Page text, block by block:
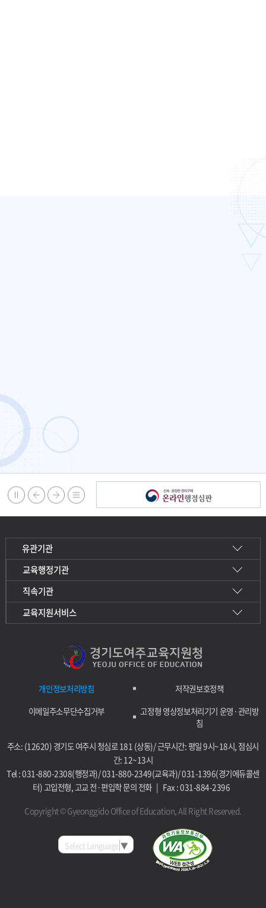
] 한의사 진로체험 및 건강한 여름나기 교육 실시
배
너
정
지
배
너
이
전
배
너
다
음
배
너
리
스
유관기관
교육행정기관
직속기관
교육지원서비스
개인정보처리방침
저작권보호정책
이메일주소무단수집거부
고정형 영상정보처리기기 운영·관리방
침
주소: (12620) 경기도 여주시 청심로 181 (상동)/ 근무시간: 평일 9시~18시, 점심시
간: 12~13시
Tel : 031-880-2308(행정과)/ 031-880-2349(교육과)/ 031-1396(경기에듀콜센
터) 고입전형, 고교 전·편입학 문의 전화 | Fax : 031-884-2396
Copyright © Gyeonggido Office of Education, All Right Reserved.
Select Language ▼